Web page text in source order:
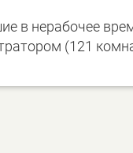
в нерабочее
(121